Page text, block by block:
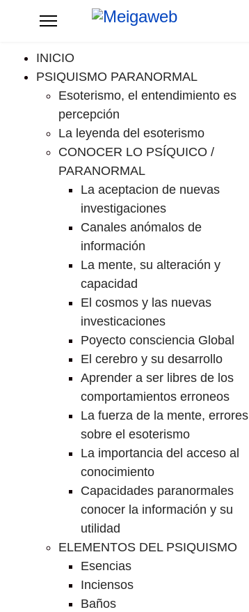
INICIO
PSIQUISMO PARANORMAL
Esoterismo, el entendimiento es
percepción
La leyenda del esoterismo
CONOCER LO PSÍQUICO /
PARANORMAL
La aceptacion de nuevas
investigaciones
Canales anómalos de
información
La mente, su alteración y
capacidad
El cosmos y las nuevas
investicaciones
Poyecto consciencia Global
El cerebro y su desarrollo
Aprender a ser libres de los
comportamientos erroneos
La fuerza de la mente, errores
sobre el esoterismo
La importancia del acceso al
conocimiento
Capacidades paranormales
conocer la información y su
utilidad
ELEMENTOS DEL PSIQUISMO
Esencias
Inciensos
Baños